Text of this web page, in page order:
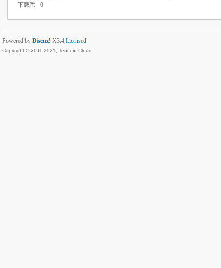
下载币
0
Powered by Discuz! X3.4 Licensed
Copyright © 2001-2021, Tencent Cloud.